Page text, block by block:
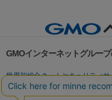
GMOインターネットグルー
世界初総合ネットセキュリティサ
パスワード漏洩診断
Webサイ